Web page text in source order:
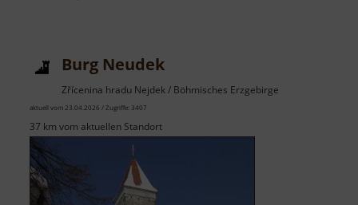
Burg Neudek
Zřícenina hradu Nejdek / Böhmisches Erzgebirge
aktuell vom 23.04.2026 / Zugriffe: 3407
37 km vom aktuellen Standort